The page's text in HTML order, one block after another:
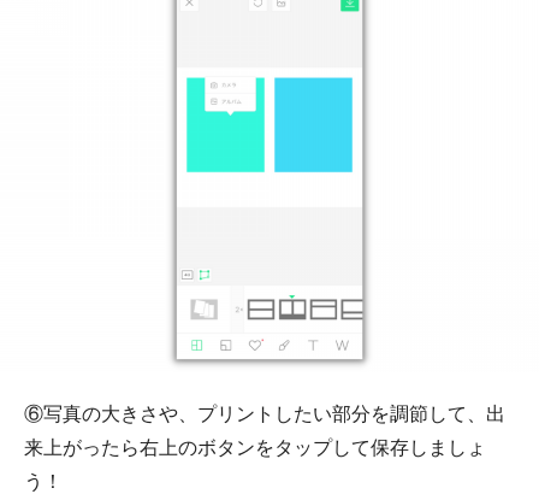
⑥写真の大きさや、プリントしたい部分を調節して、出
来上がったら右上のボタンをタップして保存しましょ
う！